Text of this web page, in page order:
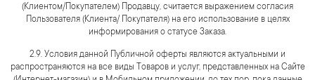
(Клиентом/Покупателем) Продавцу, считается выражением согласия
Пользователя (Клиента/ Покупателя) на его использование в целях
информирования о статусе Заказа.
2.9. Условия данной Публичной оферты являются актуальными и
распространяются на все виды Товаров и услуг, представленных на Сайте